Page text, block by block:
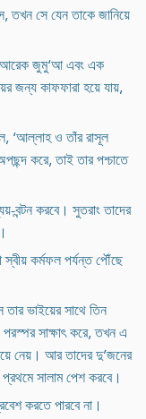
তখন সে যেন তাকে জানিয়ে
আরেক জুমু‘আ এবং এক
জন্য কাফফারা হয়ে যায়,
‘আল্লাহ ও তাঁর রাসূল
করে, তাই তার পশ্চাতে
বন্টন করবে। সুতরাং তাদের
কর্মফল পর্যন্ত পৌঁছে
ভাইয়ের সাথে তিন
পরস্পর সাক্ষাৎ করে, তখন এ
নেয়। আর তাদের দু’জনের
সালাম পেশ করবে।
করতে পারবে না।